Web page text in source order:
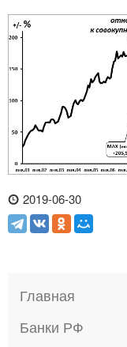
2019-06-30
Главная
Банки РФ